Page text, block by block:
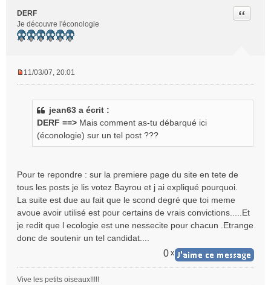
DERF
Je découvre l'éconologie
Citer
n
l
u
11/03/07, 20:01
jean63 a écrit :
DERF ==> Mais comment as-tu débarqué ici
(éconologie) sur un tel post ???
Pour te repondre : sur la premiere page du site en tete de
tous les posts je lis votez Bayrou et j ai expliqué pourquoi.
La suite est due au fait que le scond degré que toi meme
avoue avoir utilisé est pour certains de vrais convictions.....Et
je redit que l ecologie est une nessecite pour chacun .Etrange
donc de soutenir un tel candidat....
0 x
Vive les petits oiseaux!!!!!